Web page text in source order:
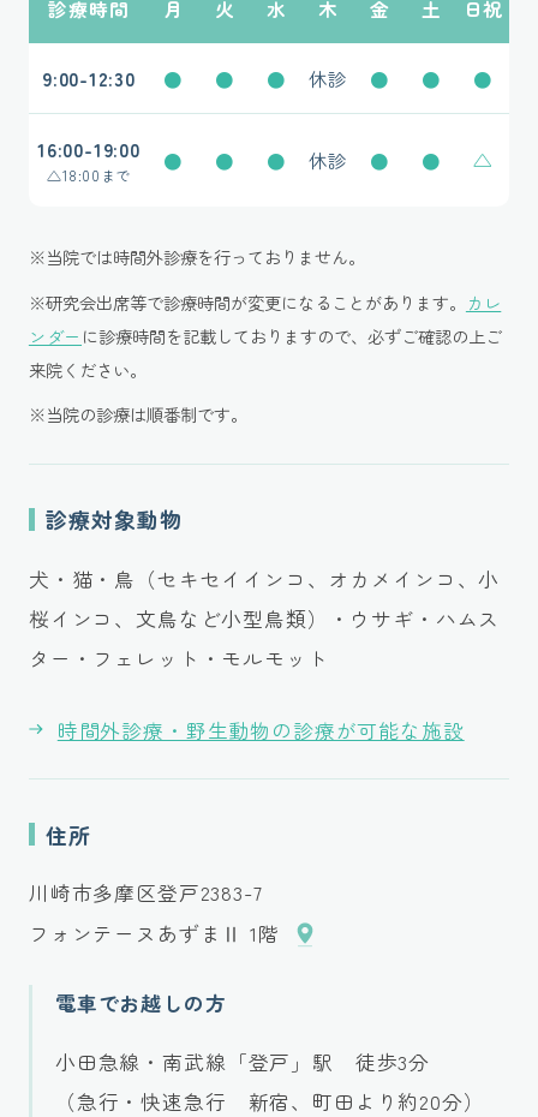
診療時間 月 火 水 木 金 土 日祝
9:00-12:30 ● ● ● 休診 ● ● ●
16:00-19:00
△18:00まで
● ● ● 休診 ● ● △
※当院では時間外診療を行っておりません。
※研究会出席等で診療時間が変更になることがあります。 カレ
ンダー に診療時間を記載しておりますので、必ずご確認の上ご
来院ください。
※当院の診療は順番制です。
診療対象動物
犬・猫・鳥（セキセイインコ、オカメインコ、小
桜インコ、文鳥など小型鳥類）・ウサギ・ハムス
ター・フェレット・モルモット
時間外診療・野生動物の診療が可能な施設
住所
川崎市多摩区登戸2383-7
フォンテーヌあずまⅡ 1階
電車でお越しの方
小田急線・南武線「登戸」駅 徒歩3分
（急行・快速急行 新宿、町田より約20分）